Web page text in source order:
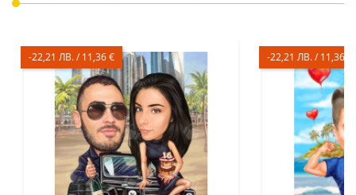
-22,21 ЛВ. / 11,36 € -22,21 ЛВ. / 11,36 €